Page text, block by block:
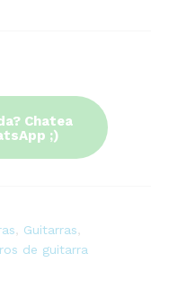
Chatea
;)
Guitarras
de guitarra